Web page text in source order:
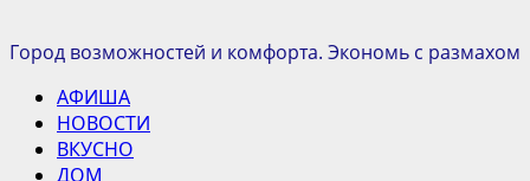
Город возможностей и комфорта. Экономь с размахом
Основное
меню
АФИША
НОВОСТИ
ВКУСНО
ДОМ